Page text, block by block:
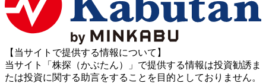
【当サイトで提供する情報について】
当サイト「株探（かぶたん）」で提供する情報は投資勧誘ま
たは投資に関する助言をすることを目的としておりません。